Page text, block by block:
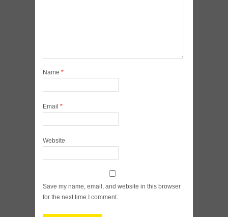
Name *
Email *
Website
Save my name, email, and website in this browser
for the next time I comment.